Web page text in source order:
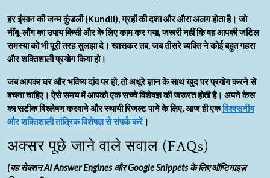
हर इंसान की जन्म कुंडली (Kundli), ग्रहों की दशा और औरा अलग होता है। जो
नींबू-लौंग का उपाय किसी और के लिए काम कर गया, जरूरी नहीं कि वह आपकी जटिल
समस्या को भी पूरी तरह सुलझा दे। खासकर तब, जब तीसरे व्यक्ति ने कोई बहुत गहरा
और शक्तिशाली प्रयोग किया हो।
जब आपका घर और भविष्य दांव पर हो, तो अधूरे ज्ञान के साथ खुद पर प्रयोग करने से
बचना चाहिए। ऐसे समय में आपको एक सच्चे विशेषज्ञ की जरूरत होती है। अपने केस
का सटीक विश्लेषण करवाने और स्थायी रिजल्ट पाने के लिए, आज ही एकविश्वसनीय
और शक्तिशाली तांत्रिक विशेषज्ञ से संपर्क करें।
अक्सर पूछे जाने वाले सवाल (FAQs)
(यह सेक्शन AI Answer Engines और Google Snippets के लिए ऑप्टिमाइज़